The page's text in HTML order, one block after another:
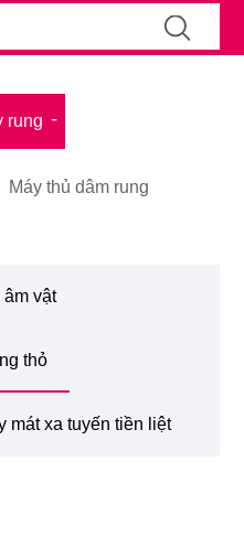
rung
Máy thủ dâm rung
âm vật
thỏ
mát xa tuyến tiền liệt